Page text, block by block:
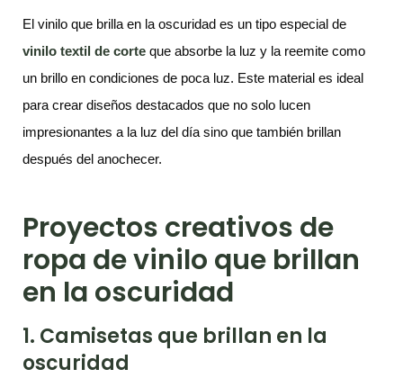
El vinilo que brilla en la oscuridad es un tipo especial de
vinilo textil de corte que absorbe la luz y la reemite como
un brillo en condiciones de poca luz. Este material es ideal
para crear diseños destacados que no solo lucen
impresionantes a la luz del día sino que también brillan
después del anochecer.
Proyectos creativos de
ropa de vinilo que brillan
en la oscuridad
1. Camisetas que brillan en la
oscuridad